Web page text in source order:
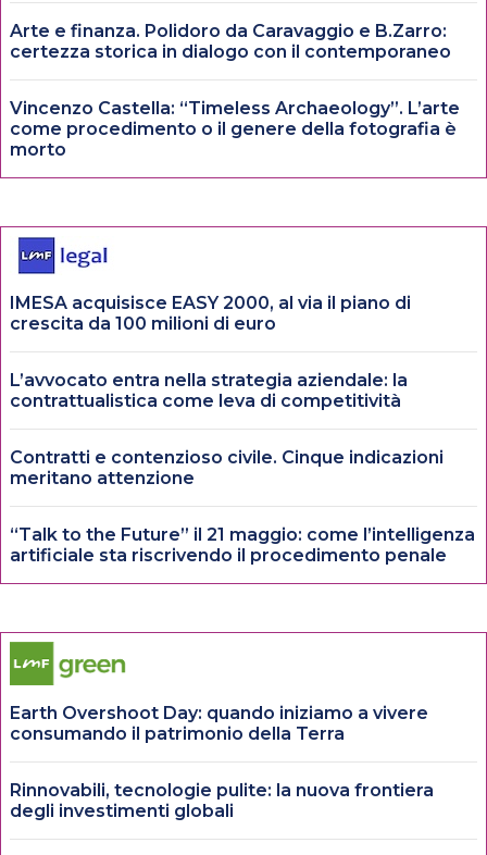
Arte e finanza. Polidoro da Caravaggio e B.Zarro:
certezza storica in dialogo con il contemporaneo
Vincenzo Castella: “Timeless Archaeology”. L’arte
come procedimento o il genere della fotografia è
morto
IMESA acquisisce EASY 2000, al via il piano di
crescita da 100 milioni di euro
L’avvocato entra nella strategia aziendale: la
contrattualistica come leva di competitività
Contratti e contenzioso civile. Cinque indicazioni
meritano attenzione
“Talk to the Future” il 21 maggio: come l’intelligenza
artificiale sta riscrivendo il procedimento penale
Earth Overshoot Day: quando iniziamo a vivere
consumando il patrimonio della Terra
Rinnovabili, tecnologie pulite: la nuova frontiera
degli investimenti globali